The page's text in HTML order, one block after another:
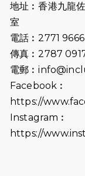
2026-07-02
2026-06-25
2026-06-18
2026-06-11
地址︰香港九龍
室
電話︰2771 9666
傳真︰2787
電郵︰
Facebook︰
https://
Instagram︰
https://